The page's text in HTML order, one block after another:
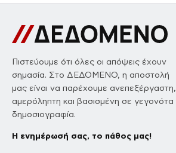
Πιστεύουμε ότι όλες οι απόψεις έχουν
σημασία. Στο ΔΕΔΟΜΕΝΟ, η αποστολή
μας είναι να παρέχουμε ανεπεξέργαστη,
αμερόληπτη και βασισμένη σε γεγονότα
δημοσιογραφία.
Η ενημέρωσή σας, το πάθος μας!